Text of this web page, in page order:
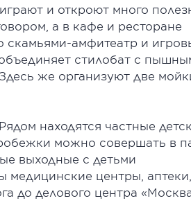
и откроют много
а в кафе и ресторане
скамьями-амфитеатр и
стилобат с
же организуют две
находятся частные
можно совершать в
выходные с детьми
центры, аптеки,
до делового центра